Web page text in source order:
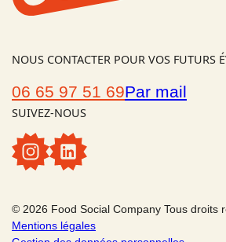
NOUS CONTACTER POUR VOS FUTURS
06 65 97 51 69Par mail
SUIVEZ-NOUS
InstagramLinkedin
© 2026 Food Social Company Tous droits
Mentions légales